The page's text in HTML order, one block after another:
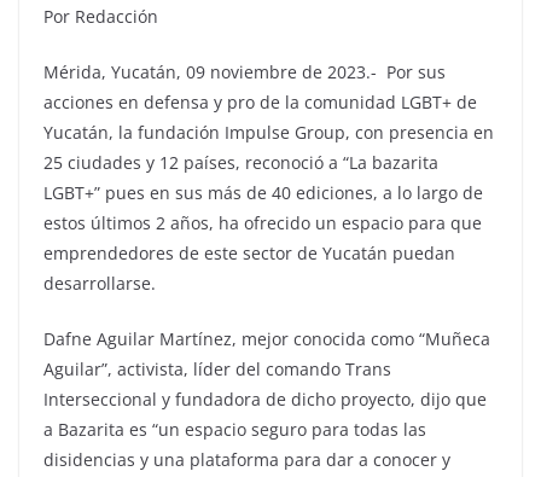
Por Redacción
Mérida, Yucatán, 09 noviembre de 2023.- Por sus
acciones en defensa y pro de la comunidad LGBT+ de
Yucatán, la fundación Impulse Group, con presencia en
25 ciudades y 12 países, reconoció a “La bazarita
LGBT+” pues en sus más de 40 ediciones, a lo largo de
estos últimos 2 años, ha ofrecido un espacio para que
emprendedores de este sector de Yucatán puedan
desarrollarse.
Dafne Aguilar Martínez, mejor conocida como “Muñeca
Aguilar”, activista, líder del comando Trans
Interseccional y fundadora de dicho proyecto, dijo que
a Bazarita es “un espacio seguro para todas las
disidencias y una plataforma para dar a conocer y